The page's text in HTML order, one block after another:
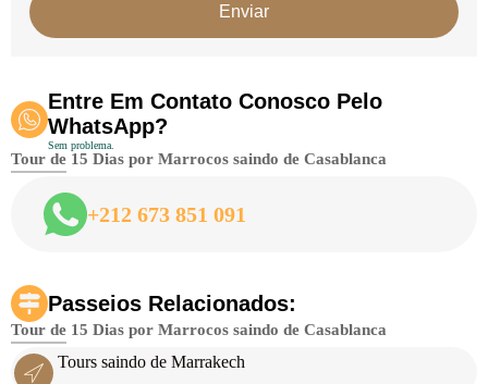
Enviar
Entre Em Contato Conosco Pelo
WhatsApp?
Sem problema.
Tour de 15 Dias por Marrocos saindo de Casablanca
+212 673 851 091
Passeios Relacionados:
Tour de 15 Dias por Marrocos saindo de Casablanca
Tours saindo de Marrakech